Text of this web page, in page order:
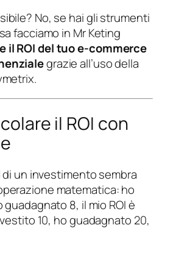
No, se hai gli strumenti
facciamo in Mr Keting
il ROI del tuo e-commerce
grazie all’uso della
il ROI con
di un investimento sembra
matematica: ho
8, il mio ROI è
10, ho guadagnato 20,